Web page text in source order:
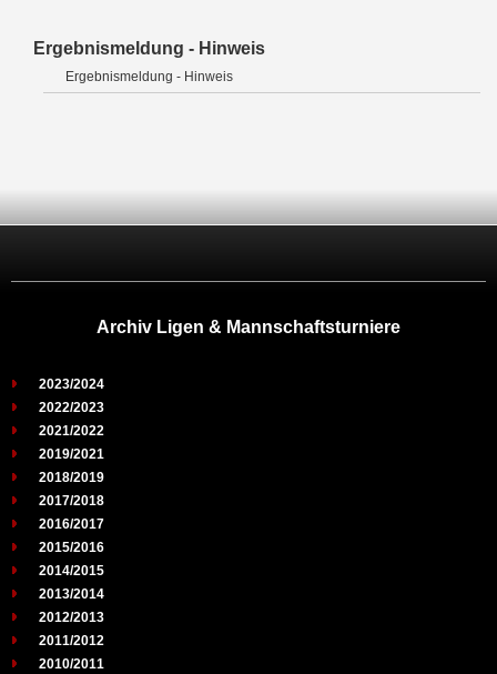
Ergebnismeldung - Hinweis
Ergebnismeldung - Hinweis
Archiv Ligen & Mannschaftsturniere
2023/2024
2022/2023
2021/2022
2019/2021
2018/2019
2017/2018
2016/2017
2015/2016
2014/2015
2013/2014
2012/2013
2011/2012
2010/2011